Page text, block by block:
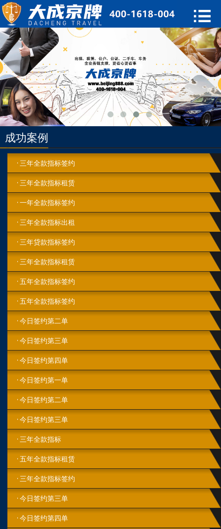
成功案例
三年全款指标签约
三年全款指标租赁
一年全款指标签约
三年全款指标出租
三年贷款指标签约
三年全款指标租赁
五年全款指标签约
五年全款指标签约
今日签约第二单
今日‮约签‬第‬三单
今日签约第四单
今日签约第一单
今日签约第二单
今日签约第三单
三年全款指标
五年全款指标租赁
三年全款指标签约
今日签约第三单
今日签约第四单